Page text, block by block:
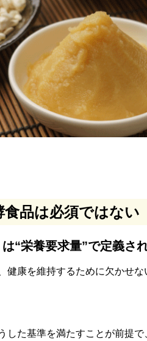
品は必須ではない
“栄養要求量”で定義さ
健康を維持するために欠かせ
した基準を満たすことが前提